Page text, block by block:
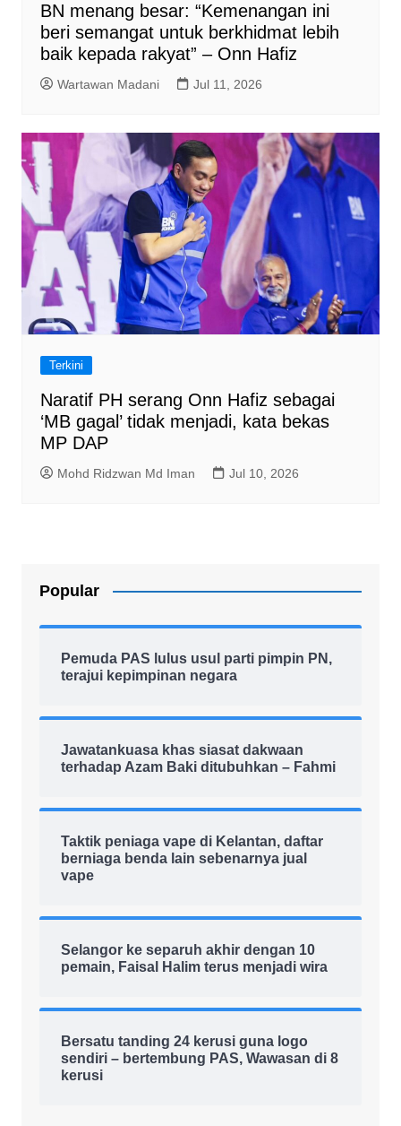
BN menang besar: “Kemenangan ini
beri semangat untuk berkhidmat lebih
baik kepada rakyat” – Onn Hafiz
Wartawan Madani Jul 11, 2026
Terkini
Naratif PH serang Onn Hafiz sebagai
‘MB gagal’ tidak menjadi, kata bekas
MP DAP
Mohd Ridzwan Md Iman Jul 10, 2026
Popular
Pemuda PAS lulus usul parti pimpin PN,
terajui kepimpinan negara
Jawatankuasa khas siasat dakwaan
terhadap Azam Baki ditubuhkan – Fahmi
Taktik peniaga vape di Kelantan, daftar
berniaga benda lain sebenarnya jual
vape
Selangor ke separuh akhir dengan 10
pemain, Faisal Halim terus menjadi wira
Bersatu tanding 24 kerusi guna logo
sendiri – bertembung PAS, Wawasan di 8
kerusi